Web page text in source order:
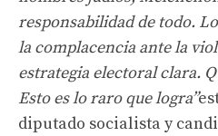
responsabilidad de todo.
la complacencia ante la
estrategia electoral clara.
Esto es lo raro que logra”
diputado socialista y